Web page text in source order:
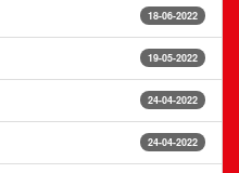
18-06-2022
19-05-2022
24-04-2022
24-04-2022